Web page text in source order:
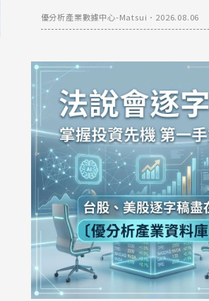
優分析產業數據中心-Matsui ． 2026.08.06